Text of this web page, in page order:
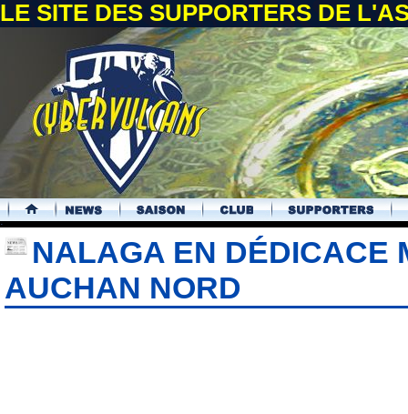
LE SITE DES SUPPORTERS DE
.
NALAGA EN DÉDICACE
AUCHAN NORD